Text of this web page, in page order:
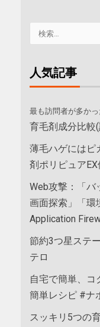
人気記事
最も訪問者が多か
育毛剤成分比較
薄毛ハゲにはピ
剤ポリピュア
Web攻撃：「バ
画面探索」「環
Application
節約3つ星ステ
テロ
自宅で簡単、
簡単レシピ #ナ
スッキリ5つの